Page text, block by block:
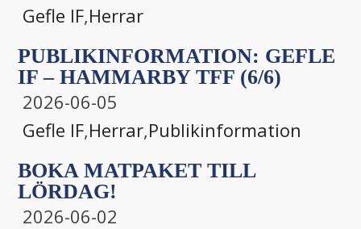
Gefle IF,Herrar
PUBLIKINFORMATION: GEFLE
IF – HAMMARBY TFF (6/6)
2026-06-05
Gefle IF,Herrar,Publikinformation
BOKA MATPAKET TILL
LÖRDAG!
2026-06-02